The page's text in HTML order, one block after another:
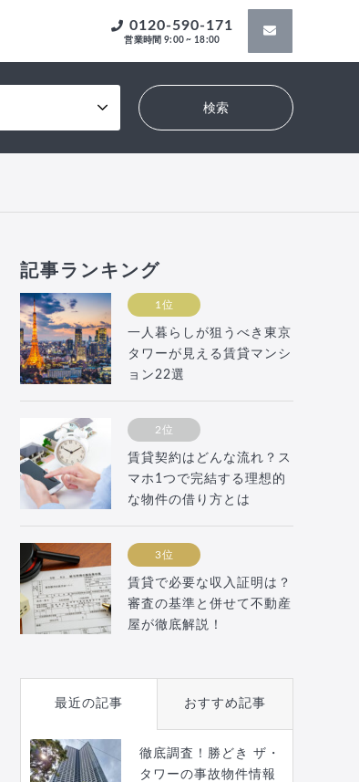
0120-590-171
営業時間 9:00 ~ 18:00
記事ランキング
1位
一人暮らしが狙うべき東京
タワーが見える賃貸マンシ
ョン22選
2位
賃貸契約はどんな流れ？ス
マホ1つで完結する理想的
な物件の借り方とは
3位
賃貸で必要な収入証明は？
審査の基準と併せて不動産
屋が徹底解説！
最近の記事 おすすめ記事
徹底調査！勝どき ザ・
タワーの事故物件情報